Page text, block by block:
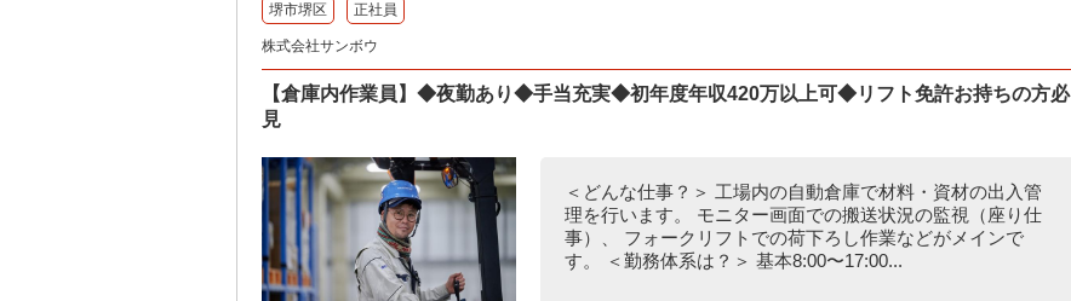
堺市堺区 正社員
株式会社サンボウ
【倉庫内作業員】◆夜勤あり◆手当充実◆初年度年収420万以上可◆リフト免許お持ちの方必
見
＜どんな仕事？＞ 工場内の自動倉庫で材料・資材の出入管
理を行います。 モニター画面での搬送状況の監視（座り仕
事）、 フォークリフトでの荷下ろし作業などがメインで
す。 ＜勤務体系は？＞ 基本8:00〜17:00...